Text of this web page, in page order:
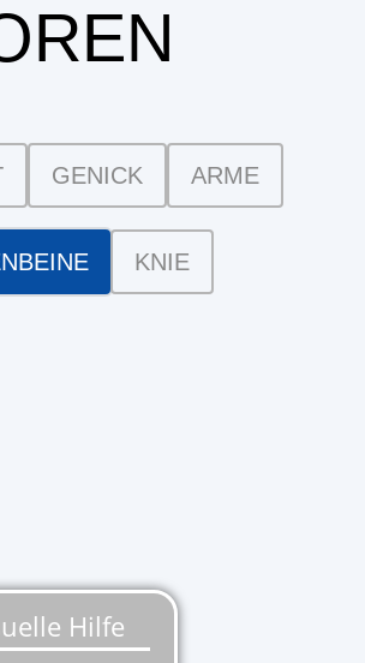
GENICK ARME
KNIE